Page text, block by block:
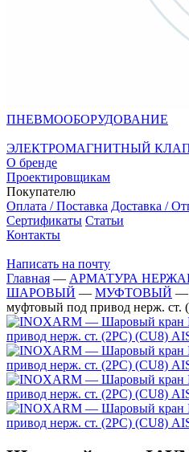
ПНЕВМООБОРУДОВАНИЕ
ЭЛЕКТРОМАГНИТНЫЙ
О бренде
Проектировщикам
Покупателю
Оплата / Поставка Доставка /
Сертификаты Статьи
Контакты
Написать на почту
Главная — АРМАТУРА
ШАРОВЫЙ — МУФТОВЫЙ —
муфтовый под привод нерж. ст.